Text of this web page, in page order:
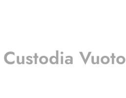
Vuoto